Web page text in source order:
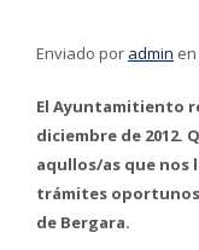
Enviado por admin en
El Ayuntamitiento
diciembre de 2012.
aqullos/as que nos
trámites oportunos
de Bergara.